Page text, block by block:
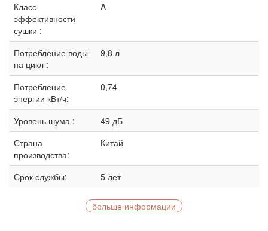
Класс
эффективности
сушки :
A
Потребление воды
на цикл :
9,8 л
Потребление
энергии кВт/ч:
0,74
Уровень шума :
49 дБ
Страна
производства:
Китай
Срок службы: 5 лет
больше информации